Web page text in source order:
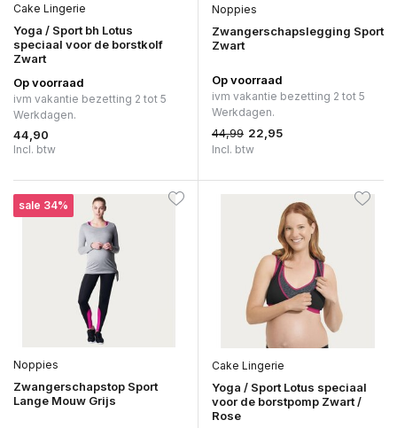
Cake Lingerie
Yoga / Sport bh Lotus
speciaal voor de borstkolf
Zwart
Op voorraad
ivm vakantie bezetting 2 tot 5
Werkdagen.
44,90
Incl. btw
Noppies
Zwangerschapslegging Sport
Zwart
Op voorraad
ivm vakantie bezetting 2 tot 5
Werkdagen.
44,99 22,95
Incl. btw
sale 34%
Noppies
Zwangerschapstop Sport
Lange Mouw Grijs
Cake Lingerie
Yoga / Sport Lotus speciaal
voor de borstpomp Zwart /
Rose